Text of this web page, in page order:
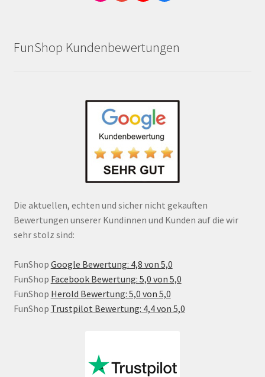
FunShop Kundenbewertungen
Die aktuellen, echten und sicher nicht gekauften
Bewertungen unserer Kundinnen und Kunden auf die wir
sehr stolz sind:
FunShop Google Bewertung: 4,8 von 5,0
FunShop Facebook Bewertung: 5,0 von 5,0
FunShop Herold Bewertung: 5,0 von 5,0
FunShop Trustpilot Bewertung: 4,4 von 5,0